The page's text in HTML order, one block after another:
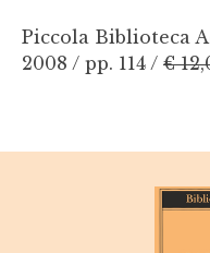
Piccola Biblioteca
2008 / pp. 114 / €